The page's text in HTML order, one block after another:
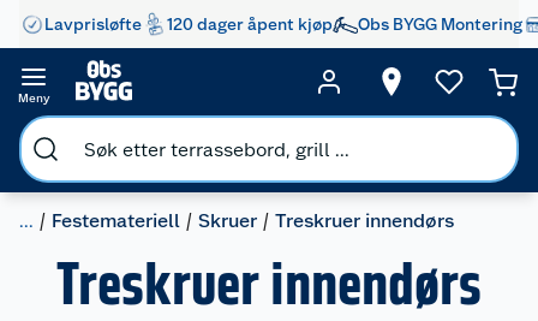
Lavprisløfte 120 dager åpent kjøp Obs BYGG Montering
Meny
... Festemateriell Skruer Treskruer innendørs
Treskruer innendørs